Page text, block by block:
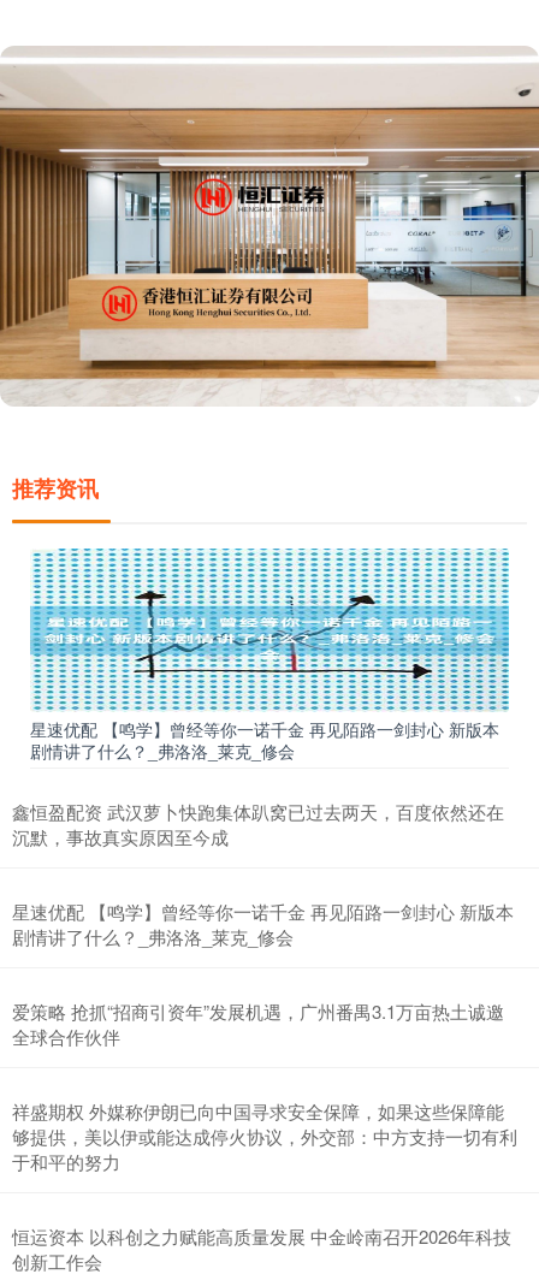
推荐资讯
星速优配 【鸣学】曾经等你一诺千金 再见陌路一剑封心 新版本
剧情讲了什么？_弗洛洛_莱克_修会
鑫恒盈配资 武汉萝卜快跑集体趴窝已过去两天，百度依然还在
沉默，事故真实原因至今成
星速优配 【鸣学】曾经等你一诺千金 再见陌路一剑封心 新版本
剧情讲了什么？_弗洛洛_莱克_修会
爱策略 抢抓“招商引资年”发展机遇，广州番禺3.1万亩热土诚邀
全球合作伙伴
祥盛期权 外媒称伊朗已向中国寻求安全保障，如果这些保障能
够提供，美以伊或能达成停火协议，外交部：中方支持一切有利
于和平的努力
恒运资本 以科创之力赋能高质量发展 中金岭南召开2026年科技
创新工作会